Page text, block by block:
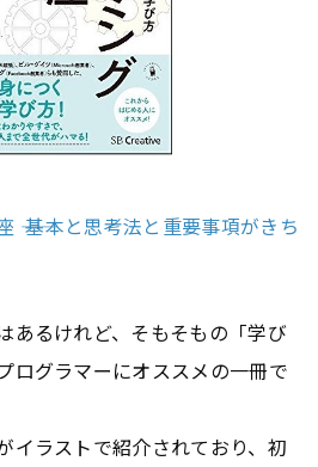
―― 基本と思考法と重要事項がきち
あるけれど、そもそもの「学び
ログラマーにオススメの一冊で
イラストで紹介されており、初